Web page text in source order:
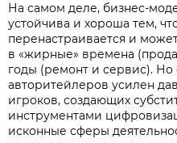
На самом деле, бизнес-
устойчива и хороша тем,
перенастраивается и
в «жирные» времена
годы (ремонт и сервис).
авторитейлеров усилен
игроков, создающих
инструментами
исконные сферы